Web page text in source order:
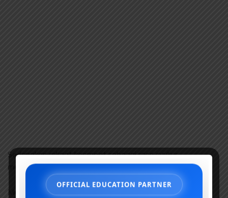
Sedangkan rakaat keempat sebagai rasa syukur
mendapatkan kenikmatan berupa domba dari surga.
Menurut riwayat domba tersebut adalah milik Habil bin
OFFICIAL EDUCATION PARTNER